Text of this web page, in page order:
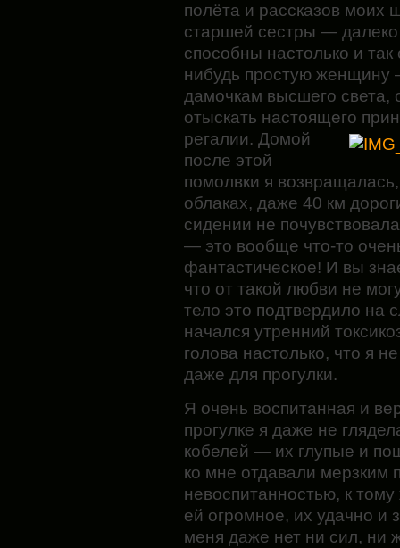
полёта и рассказов моих
старшей сестры —
способны настолько и
нибудь простую женщину
дамочкам высшего света,
отыскать настоящего
регалии. Домой
после этой
помолвки я
облаках, даже 40 км
сидении не
— это вообще что-то
фантастическое! И вы
что от такой любви не
тело это подтвердило на
начался утренний
голова настолько, что я
даже для прогулки.
Я очень воспитанная и
прогулке я даже не
кобелей — их глупые и
ко мне отдавали мерзким
невоспитанностью, к
ей огромное, их удачно и
меня даже нет ни сил, ни